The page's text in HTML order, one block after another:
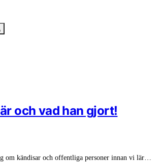
och vad han gjort!
om kändisar och offentliga personer innan vi lär…